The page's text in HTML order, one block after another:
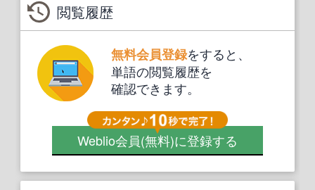
閲覧履歴
無料会員登録をすると、
単語の閲覧履歴を
確認できます。
Weblio会員(無料)に登録する